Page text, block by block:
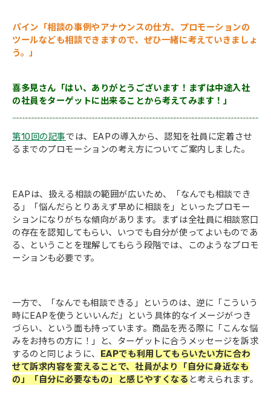
パイン「相談の事例やアナウンスの仕方、プロモーションの
ツールなども相談できますので、ぜひ一緒に考えていきましょ
う。」
喜多見さん「はい、ありがとうございます！まずは中途入社
の社員をターゲットに出来ることから考えてみます！」
第10回の記事では、EAPの導入から、認知を社員に定着させ
るまでのプロモーションの考え方についてご案内しました。
EAPは、扱える相談の範囲が広いため、「なんでも相談でき
る」「悩んだらとりあえず早めに相談を」といったプロモー
ションになりがちな傾向があります。まずは全社員に相談窓口
の存在を認知してもらい、いつでも自分が使ってよいものであ
る、ということを理解してもらう段階では、このようなプロモ
ーションも必要です。
一方で、「なんでも相談できる」というのは、逆に「こういう
時にEAPを使うといいんだ」という具体的なイメージがつき
づらい、という面も持っています。商品を売る際に「こんな悩
みをお持ちの方に！」と、ターゲットに合うメッセージを訴求
するのと同じように、
EAPでも利用してもらいたい方に合わ
せて訴求内容を変えることで、社員がより「自分に身近なも
の」「自分に必要なもの」と感じやすくなる と考えられます。